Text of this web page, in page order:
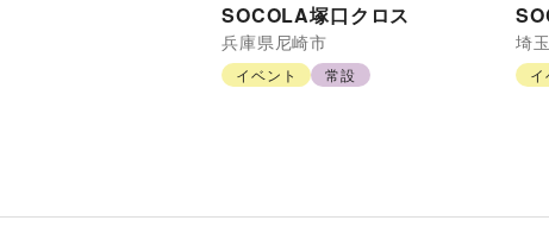
SOCOLA塚口クロス
兵庫県尼崎市
イベント 常設
埼
イ